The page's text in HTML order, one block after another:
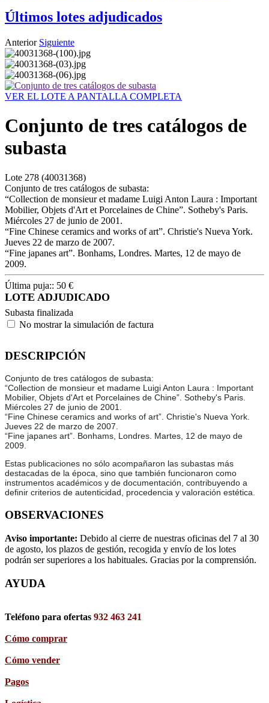
Últimos lotes adjudicados
Anterior Siguiente
VER EL LOTE A PANTALLA COMPLETA
Conjunto de tres catálogos de
subasta
Lote 278 (40031368)
Conjunto de tres catálogos de subasta:
“Collection de monsieur et madame Luigi Anton Laura : Important
Mobilier, Objets d'Art et Porcelaines de Chine”. Sotheby's Paris.
Miércoles 27 de junio de 2001.
“Fine Chinese ceramics and works of art”. Christie's Nueva York.
Jueves 22 de marzo de 2007.
“Fine japanes art”. Bonhams, Londres. Martes, 12 de mayo de
2009.
Última puja:: 50 €
LOTE ADJUDICADO
Subasta finalizada
No mostrar la simulación de factura
DESCRIPCIÓN
Conjunto de tres catálogos de subasta:
“Collection de monsieur et madame Luigi Anton Laura : Important
Mobilier, Objets d'Art et Porcelaines de Chine”. Sotheby's Paris.
Miércoles 27 de junio de 2001.
“Fine Chinese ceramics and works of art”. Christie's Nueva York.
Jueves 22 de marzo de 2007.
“Fine japanes art”. Bonhams, Londres. Martes, 12 de mayo de
2009.
Estas publicaciones no sólo acompañaron las subastas más
destacadas de la época, sino que también funcionaron como
instrumentos académicos y de documentación, contribuyendo a
definir criterios de autenticidad, procedencia y valoración estética.
OBSERVACIONES
Aviso importante: Debido al cierre de nuestras oficinas del 7 al 30
de agosto, los plazos de gestión, recogida y envío de los lotes
podrán ser superiores a los habituales. Gracias por la comprensión.
AYUDA
Teléfono para ofertas 932 463 241
Cómo comprar
Cómo vender
Pagos